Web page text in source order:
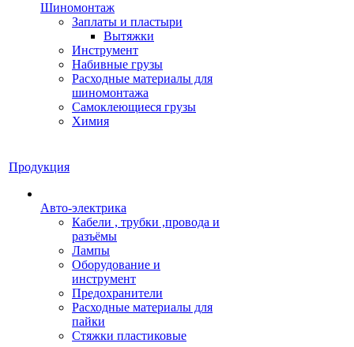
Шиномонтаж
Заплаты и пластыри
Вытяжки
Инструмент
Набивные грузы
Расходные материалы для
шиномонтажа
Самоклеющиеся грузы
Химия
Продукция
Авто-электрика
Кабели , трубки ,провода и
разъёмы
Лампы
Оборудование и
инструмент
Предохранители
Расходные материалы для
пайки
Стяжки пластиковые